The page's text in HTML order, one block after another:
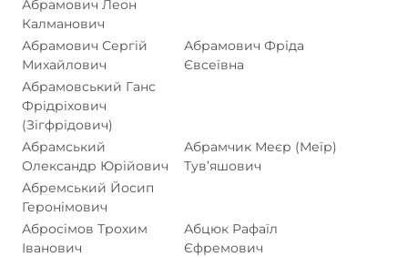
Абрамович Леон
Калманович
Абрамович Сергій
Михайлович
Абрамович Фріда
Євсеївна
Абрамовський Ганс
Фрідріхович
(Зігфрідович)
Абрамський
Олександр Юрійович
Абрамчик Меєр (Меїр)
Тув’яшович
Абремський Йосип
Геронімович
Абросімов Трохим
Іванович
Абцюк Рафаїл
Єфремович